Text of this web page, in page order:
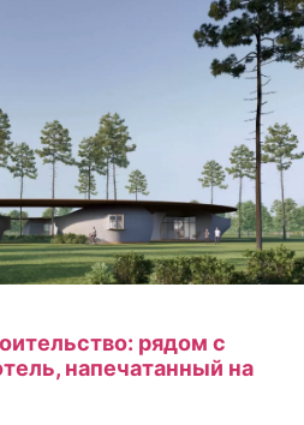
рядом с
напечатанный на